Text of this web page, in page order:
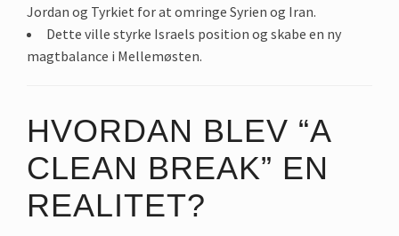
Jordan og Tyrkiet for at omringe Syrien og Iran.
Dette ville styrke Israels position og skabe en ny
magtbalance i Mellemøsten.
HVORDAN BLEV “A
CLEAN BREAK” EN
REALITET?